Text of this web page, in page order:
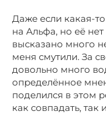
Даже если какая-
на Альфа, но её
высказано много
меня смутили. За
довольно много
определённое
поделился в этом
как совпадать, так